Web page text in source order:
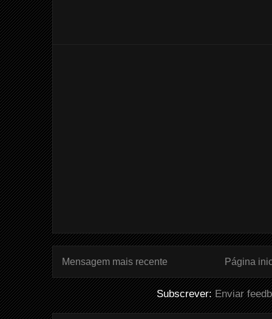
Mensagem mais recente Página
Subscrever:Enviar